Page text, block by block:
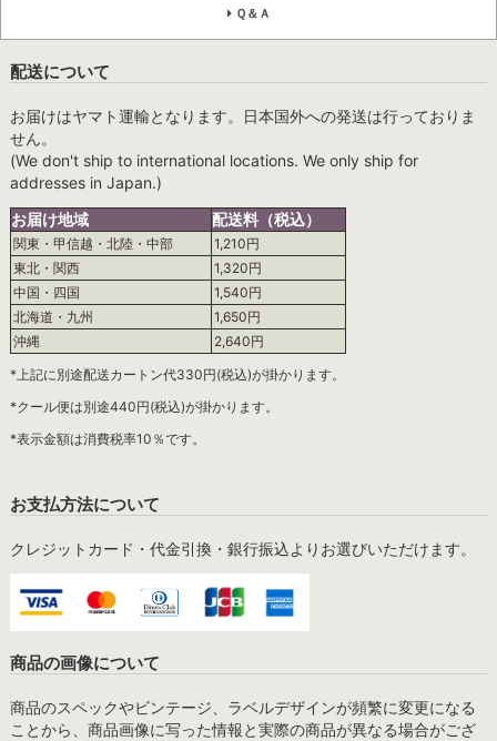
Ｑ＆Ａ
配送について
お届けはヤマト運輸となります。日本国外への発送は行っておりま
せん。
(We don't ship to international locations. We only ship for
addresses in Japan.)
お届け地域
配送料（税込）
関東・甲信越・北陸・中部
1,210円
東北・関西
1,320円
中国・四国
1,540円
北海道・九州
1,650円
沖縄
2,640円
*上記に別途配送カートン代330円(税込)が掛かります。
*クール便は別途440円(税込)が掛かります。
*表示金額は消費税率10％です。
お支払方法について
クレジットカード・代金引換・銀行振込よりお選びいただけます。
商品の画像について
商品のスペックやビンテージ、ラベルデザインが頻繁に変更になる
ことから、商品画像に写った情報と実際の商品が異なる場合がござ